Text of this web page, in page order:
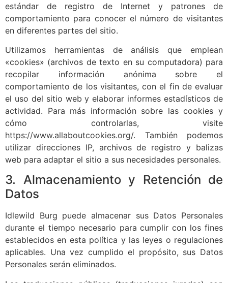
estándar de registro de Internet y patrones de
comportamiento para conocer el número de visitantes
en diferentes partes del sitio.
Utilizamos herramientas de análisis que emplean
«cookies» (archivos de texto en su computadora) para
recopilar información anónima sobre el
comportamiento de los visitantes, con el fin de evaluar
el uso del sitio web y elaborar informes estadísticos de
actividad. Para más información sobre las cookies y
cómo controlarlas, visite
https://www.allaboutcookies.org/. También podemos
utilizar direcciones IP, archivos de registro y balizas
web para adaptar el sitio a sus necesidades personales.
3. Almacenamiento y Retención de
Datos
Idlewild Burg puede almacenar sus Datos Personales
durante el tiempo necesario para cumplir con los fines
establecidos en esta política y las leyes o regulaciones
aplicables. Una vez cumplido el propósito, sus Datos
Personales serán eliminados.